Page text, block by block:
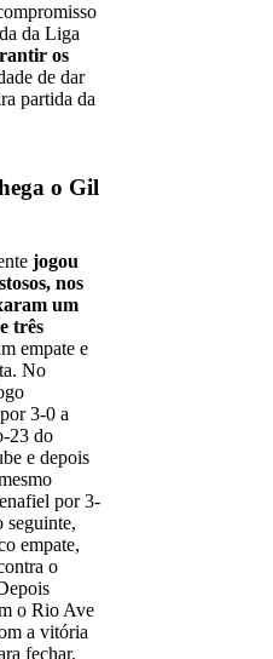
da Liga
os
de dar
partida da
o Gil
jogou
nos
um
três
empate e
No
3-0 a
23 do
e depois
por 3-
seguinte,
empate,
o
o Rio Ave
a vitória
fechar,